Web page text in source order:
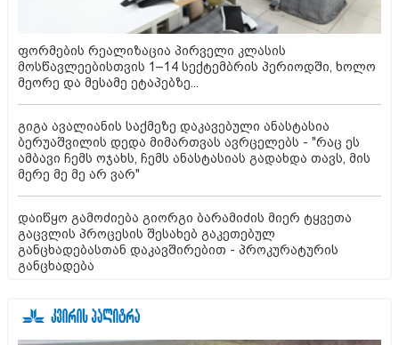
ფორმების რეალიზაცია პირველი კლასის
მოსწავლეებისთვის 1–14 სექტემბრის პერიოდში, ხოლო
მეორე და მესამე ეტაპებზე...
გიგა ავალიანის საქმეზე დაკავებული ანასტასია
ბერუაშვილის დედა მიმართვას ავრცელებს - "რაც ეს
ამბავი ჩემს ოჯახს, ჩემს ანასტასიას გადახდა თავს, მის
მერე მე მე არ ვარ"
დაიწყო გამოძიება გიორგი ბარამიძის მიერ ტყვეთა
გაცვლის პროცესის შესახებ გაკეთებულ
განცხადებასთან დაკავშირებით - პროკურატურის
განცხადება